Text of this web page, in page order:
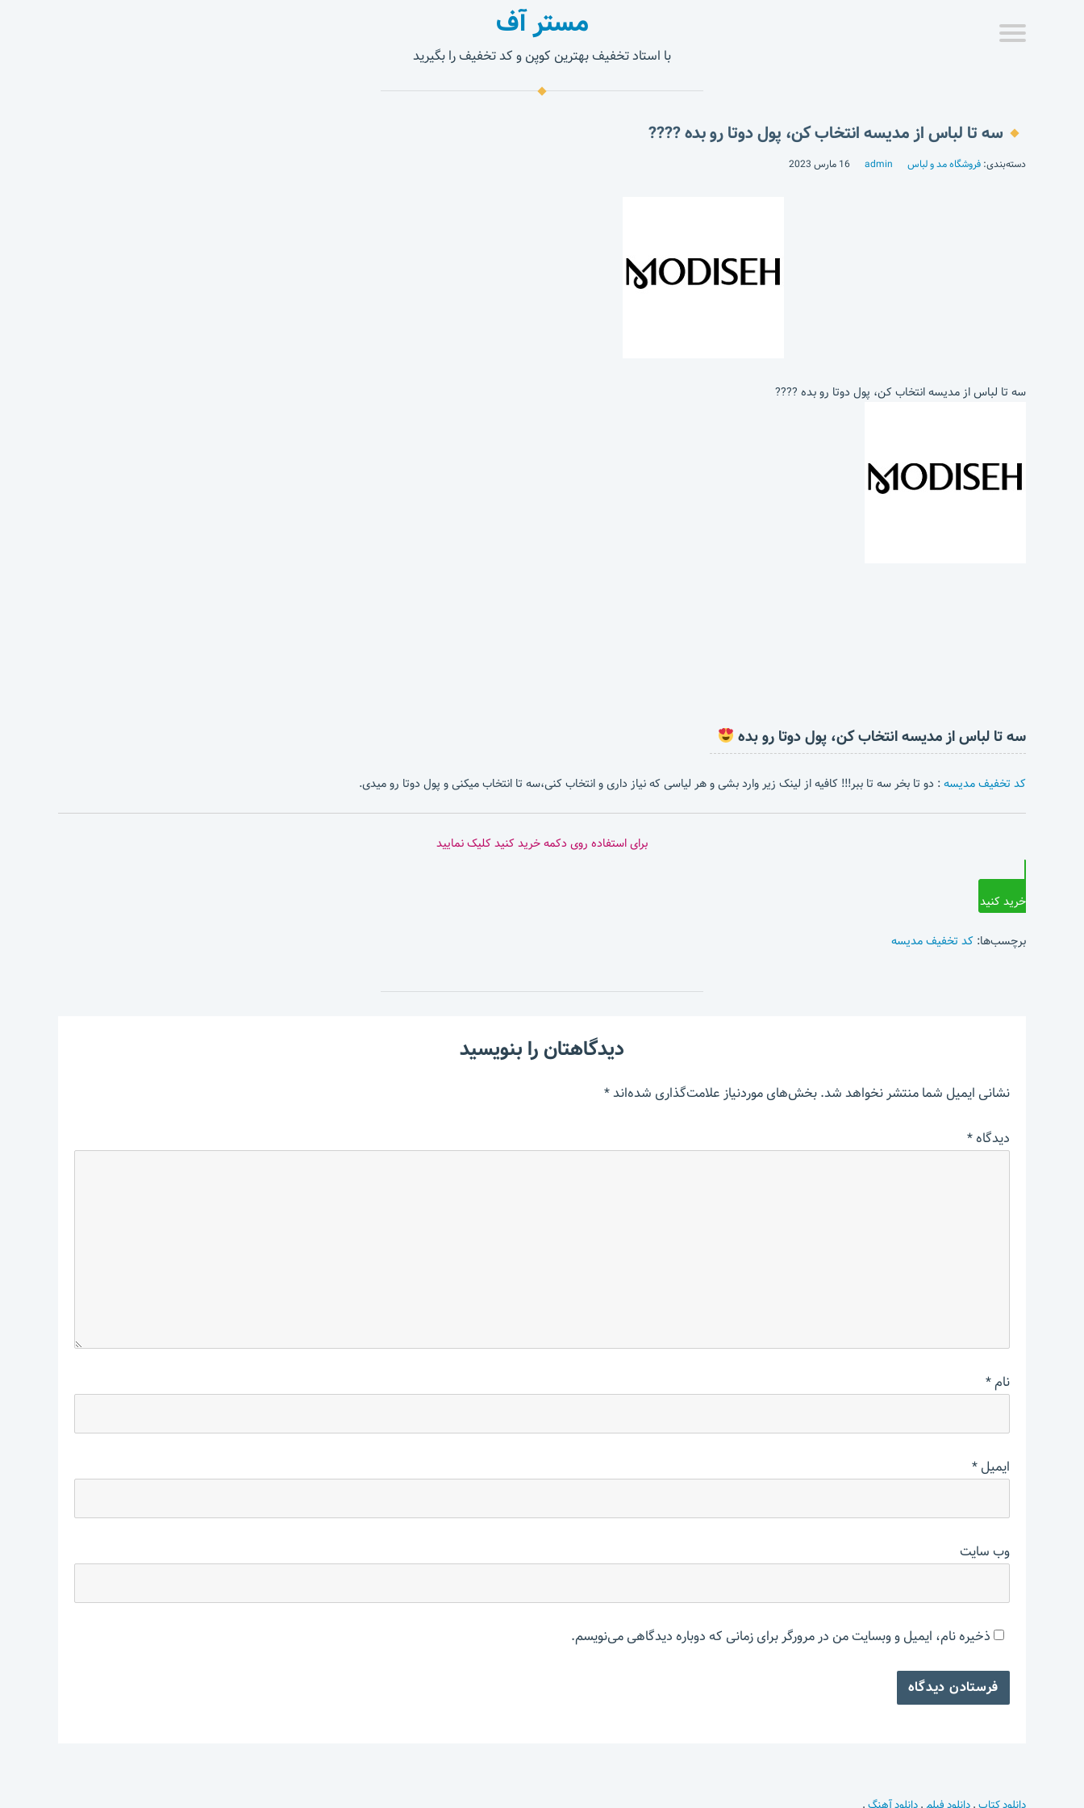
مستر آف
با استاد تخفیف بهترین کوپن و کد تخفیف را بگیرید
سه تا لباس از مدیسه انتخاب کن، پول دوتا رو بده ????
دسته‌بندی: فروشگاه مد و لباس admin 16 مارس 2023
سه تا لباس از مدیسه انتخاب کن، پول دوتا رو بده ????
سه تا لباس از مدیسه انتخاب کن، پول دوتا رو بده
کد تخفیف مدیسه: دو تا بخر سه تا ببر!!! کافیه از لینک زیر وارد بشی و هر لیاسی که نیاز داری و انتخاب کنی،سه تا انتخاب میکنی و پول دوتا رو میدی.
برای استفاده روی دکمه خرید کنید کلیک نمایید
خرید کنید
برچسب‌ها: کد تخفیف مدیسه
دیدگاهتان را بنویسید
نشانی ایمیل شما منتشر نخواهد شد.بخش‌های موردنیاز علامت‌گذاری شده‌اند*
دیدگاه*
نام*
ایمیل*
وب‌ سایت
ذخیره نام، ایمیل و وبسایت من در مرورگر برای زمانی که دوباره دیدگاهی می‌نویسم.
دانلود کتاب.دانلود فیلم .دانلود آهنگ.